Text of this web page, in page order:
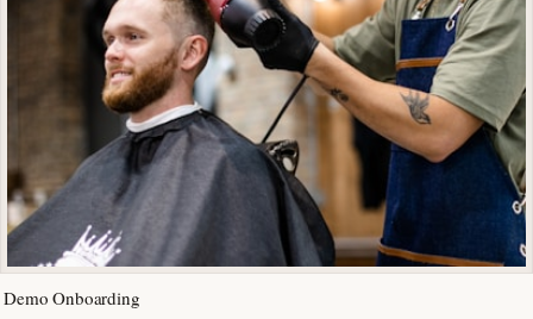
Demo Onboarding